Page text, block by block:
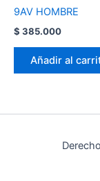
9AV HOMBRE
$ 385.000
Añadir al